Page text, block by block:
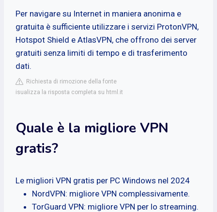
Per navigare su Internet in maniera anonima e
gratuita è sufficiente utilizzare i servizi ProtonVPN,
Hotspot Shield e AtlasVPN, che offrono dei server
gratuiti senza limiti di tempo e di trasferimento
dati.
Richiesta di rimozione della fonte
isualizza la risposta completa su html.it
Quale è la migliore VPN
gratis?
Le migliori VPN gratis per PC Windows nel 2024
NordVPN: migliore VPN complessivamente.
TorGuard VPN: migliore VPN per lo streaming.